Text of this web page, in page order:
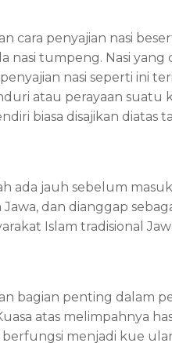
cara penyajian nasi
nasi tumpeng. Nasi
nasi seperti ini
atau perayaan suatu
biasa disajikan diatas
ada jauh sebelum
dan dianggap
Islam tradisional
bagian penting dalam
atas melimpahnya
menjadi kue